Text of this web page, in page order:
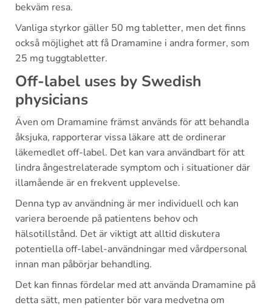
bekväm resa.
Vanliga styrkor gäller 50 mg tabletter, men det finns
också möjlighet att få Dramamine i andra former, som
25 mg tuggtabletter.
Off-label uses by Swedish
physicians
Även om Dramamine främst används för att behandla
åksjuka, rapporterar vissa läkare att de ordinerar
läkemedlet off-label. Det kan vara användbart för att
lindra ångestrelaterade symptom och i situationer där
illamående är en frekvent upplevelse.
Denna typ av användning är mer individuell och kan
variera beroende på patientens behov och
hälsotillstånd. Det är viktigt att alltid diskutera
potentiella off-label-användningar med vårdpersonal
innan man påbörjar behandling.
Det kan finnas fördelar med att använda Dramamine på
detta sätt, men patienter bör vara medvetna om